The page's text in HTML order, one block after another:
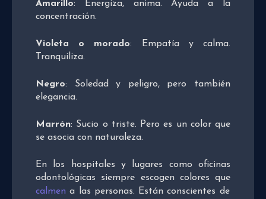
Amarillo: Energiza, anima. Ayuda a la
concentración.
Violeta o morado: Empatía y calma.
Tranquiliza.
Negro: Soledad y peligro, pero también
elegancia.
Marrón: Sucio o triste. Pero es un color que
se asocia con naturaleza.
En los hospitales y lugares como oficinas
odontológicas siempre escogen colores que
calmena las personas. Están conscientes de